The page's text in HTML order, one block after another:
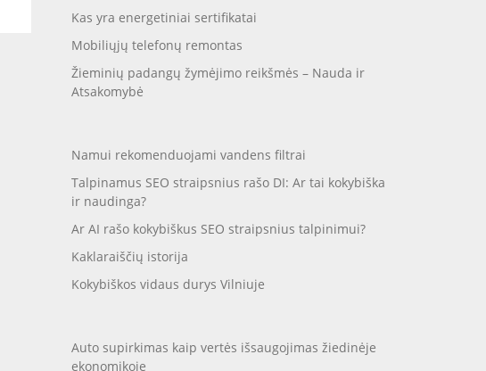
Kas yra energetiniai sertifikatai
Mobiliųjų telefonų remontas
Žieminių padangų žymėjimo reikšmės – Nauda ir
Atsakomybė
Namui rekomenduojami vandens filtrai
Talpinamus SEO straipsnius rašo DI: Ar tai kokybiška
ir naudinga?
Ar AI rašo kokybiškus SEO straipsnius talpinimui?
Kaklaraiščių istorija
Kokybiškos vidaus durys Vilniuje
Auto supirkimas kaip vertės išsaugojimas žiedinėje
ekonomikoje